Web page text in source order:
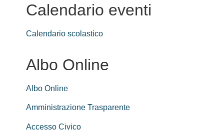
Calendario eventi
Calendario scolastico
Albo Online
Albo Online
Amministrazione Trasparente
Accesso Civico